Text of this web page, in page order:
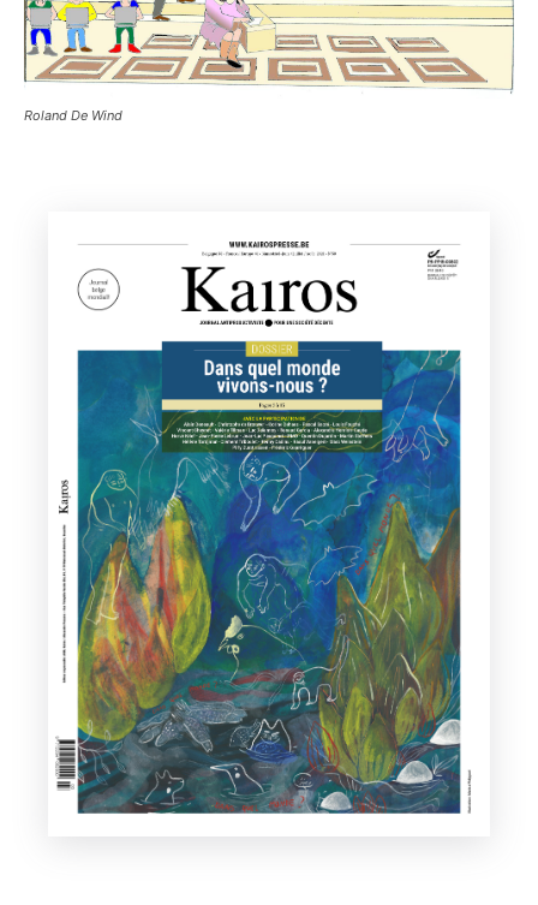
Roland De Wind